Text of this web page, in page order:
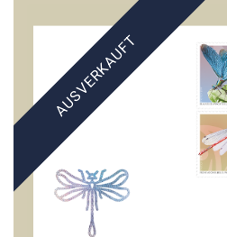
AUSVERKAUFT